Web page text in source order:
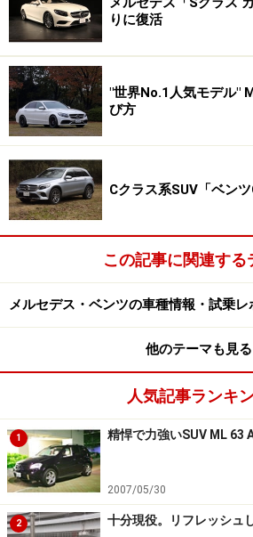
りに復活
"世界No.1人気モデル"
び方
Cクラス系SUV「ベン
この記事に関連する
メルセデス・ベンツの車種情報・試乗レ
他のテーマも見る
人気記事ランキ
1 精悍で力強いSUV ML 63
2007/05/30
2 十分現役。リフレッシュ